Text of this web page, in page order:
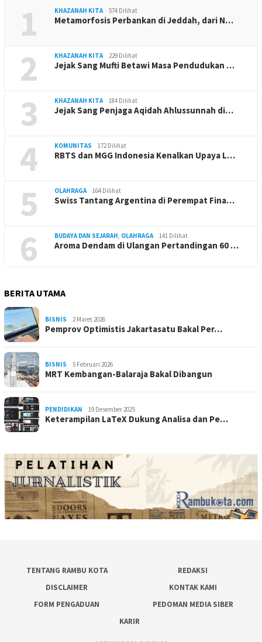
1 KHAZANAH KITA 574 Dilihat
Metamorfosis Perbankan di Jeddah, dari N…
2 KHAZANAH KITA 229 Dilihat
Jejak Sang Mufti Betawi Masa Pendudukan …
3 KHAZANAH KITA 184 Dilihat
Jejak Sang Penjaga Aqidah Ahlussunnah di…
4 KOMUNITAS 172 Dilihat
RBTS dan MGG Indonesia Kenalkan Upaya L…
5 OLAHRAGA 164 Dilihat
Swiss Tantang Argentina di Perempat Fina…
6 BUDAYA DAN SEJARAH OLAHRAGA 141 Dilihat
Aroma Dendam di Ulangan Pertandingan 60 …
BERITA UTAMA
BISNIS 2 Maret 2026
Pemprov Optimistis Jakartasatu Bakal Per…
BISNIS 5 Februari 2026
MRT Kembangan-Balaraja Bakal Dibangun
PENDIDIKAN 19 Desember 2025
Keterampilan LaTeX Dukung Analisa dan Pe…
TENTANG RAMBU KOTA
REDAKSI
DISCLAIMER
KONTAK KAMI
FORM PENGADUAN
PEDOMAN MEDIA SIBER
KARIR